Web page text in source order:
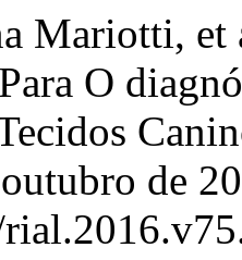
Mariotti,
O
de